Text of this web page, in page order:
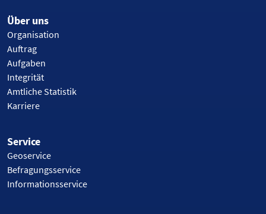
Über uns
Organisation
Auftrag
Aufgaben
Integrität
Amtliche Statistik
Karriere
Service
Geoservice
Befragungsservice
Informationsservice